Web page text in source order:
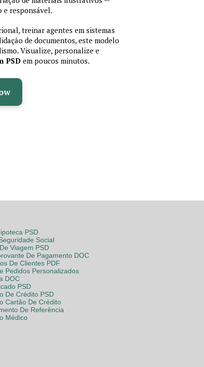
e responsável.
treinar agentes em sistemas
de documentos, este modelo
Visualize, personalize e
PSD em poucos minutos.
PSD
Social
Viagem PSD
De Pagamento DOC
De Clientes PDF
Pedidos Personalizados
DOC
PSD
De Crédito PSD
Cartão De Crédito
De Referência
Médico